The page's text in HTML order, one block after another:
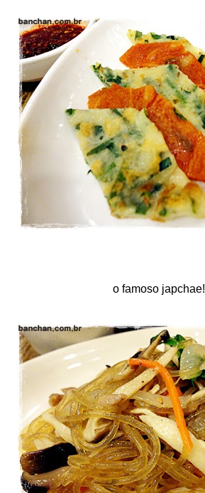
o famoso japchae!